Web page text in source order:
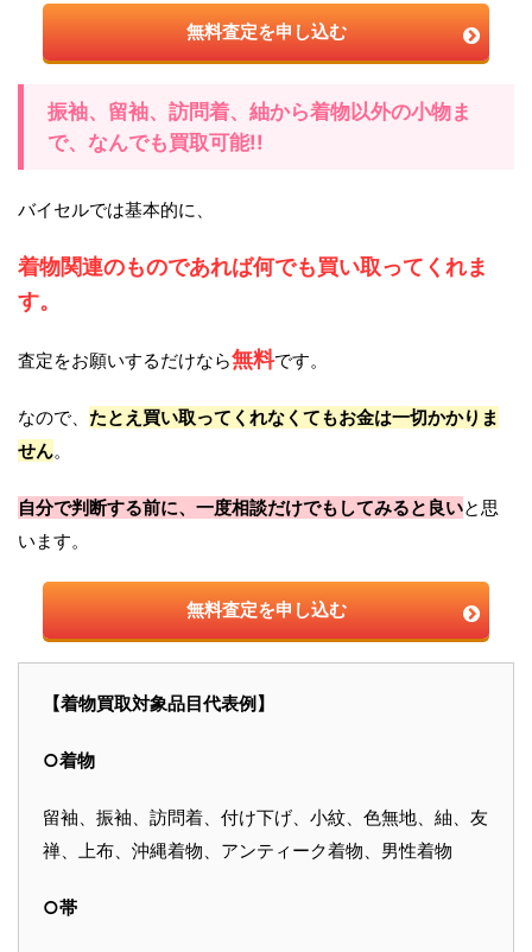
無料査定を申し込む
振袖、留袖、訪問着、紬から着物以外の小物ま
で、なんでも買取可能!!
バイセルでは基本的に、
着物関連のものであれば何でも買い取ってくれま
す。
査定をお願いするだけなら無料です。
なので、 たとえ買い取ってくれなくてもお金は一切かかりま
せん。
自分で判断する前に、一度相談だけでもしてみると良いと思
います。
無料査定を申し込む
【着物買取対象品目代表例】
○着物
留袖、振袖、訪問着、付け下げ、小紋、色無地、紬、友
禅、上布、沖縄着物、アンティーク着物、男性着物
○帯